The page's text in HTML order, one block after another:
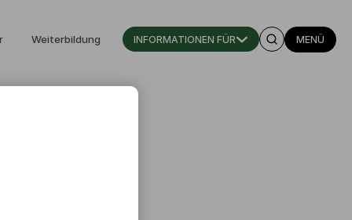
Weiterbildung INFORMATIONEN FÜR MENÜ